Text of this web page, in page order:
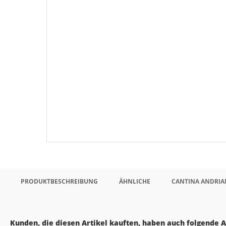
PRODUKTBESCHREIBUNG ÄHNLICHE CANTINA
Kunden, die diesen Artikel kauften, haben auch folgende